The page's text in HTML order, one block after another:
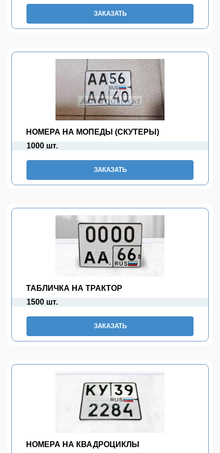
ЗАКАЗАТЬ
НОМЕРА НА МОПЕДЫ (СКУТЕРЫ)
1000 шт.
ЗАКАЗАТЬ
ТАБЛИЧКА НА ТРАКТОР
1500 шт.
ЗАКАЗАТЬ
НОМЕРА НА КВАДРОЦИКЛЫ